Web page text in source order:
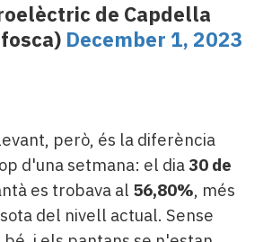
de Capdella
December 1, 2023
però, és la diferència
d'una setmana: el dia30 de
es trobava al 56,80%, més
del nivell actual. Sense